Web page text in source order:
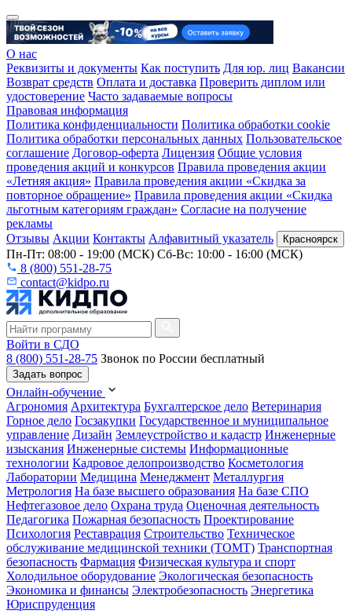
О нас
Реквизиты и документы Как поступить Для юр. лиц Вакансии
Возврат средств Оплата и доставка Проверить диплом или
удостоверение Часто задаваемые вопросы
Правовая информация
Политика конфиденциальности Политика обработки cookie
Политика обработки персональных данных Пользовательское
соглашение Договор-оферта Лицензия Общие условия
проведения акций и конкурсов Правила проведения акции
«Летняя акция» Правила проведения акции «Скидка за
повторное обращение» Правила проведения акции «Скидка
льготным категориям граждан» Согласие на получение
рекламы
Отзывы Акции Контакты Алфавитный указатель Красноярск
Пн-Пт: 08:00 - 19:00 (МСК) Сб-Вс: 10:00 - 16:00 (МСК)
8 (800) 551-28-75
contact@kidpo.ru
Войти в СДО
8 (800) 551-28-75 Звонок по России бесплатный
Задать вопрос
Онлайн-обучение
Агрономия Архитектура Бухгалтерское дело Ветеринария
Горное дело Госзакупки Государственное и муниципальное
управление Дизайн Землеустройство и кадастр Инженерные
изыскания Инженерные системы Информационные
технологии Кадровое делопроизводство Косметология
Лаборатории Медицина Менеджмент Металлургия
Метрология На базе высшего образования На базе СПО
Нефтегазовое дело Охрана труда Оценочная деятельность
Педагогика Пожарная безопасность Проектирование
Психология Реставрация Строительство Техническое
обслуживание медицинской техники (ТОМТ) Транспортная
безопасность Фармация Физическая культура и спорт
Холодильное оборудование Экологическая безопасность
Экономика и финансы Электробезопасность Энергетика
Юриспруденция